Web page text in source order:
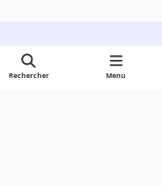
Rechercher Menu